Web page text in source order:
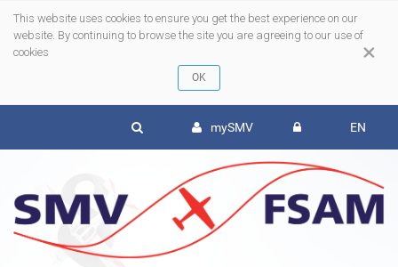
×
This website uses cookies to ensure you get the best experience on our
website. By continuing to browse the site you are agreeing to our use of
cookies
mySMV EN